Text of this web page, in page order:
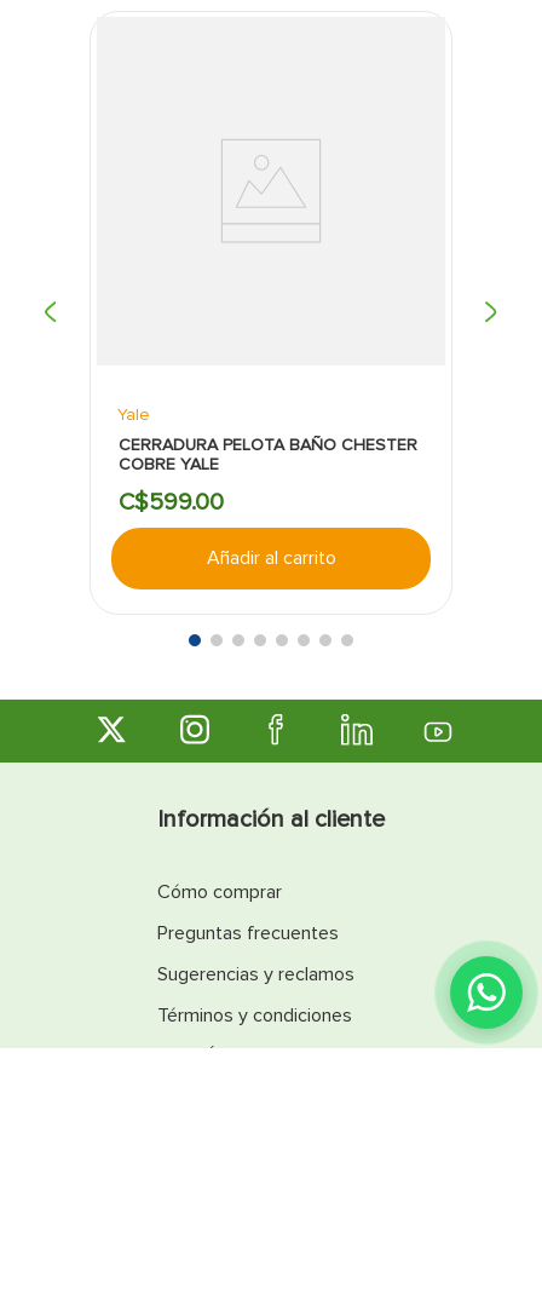
Yale
CERRADURA PELOTA BAÑO CHESTER
COBRE YALE
C$599.00
Añadir al carrito
Información al cliente
Cómo comprar
Preguntas frecuentes
Sugerencias y reclamos
Términos y condiciones
Línea Ética